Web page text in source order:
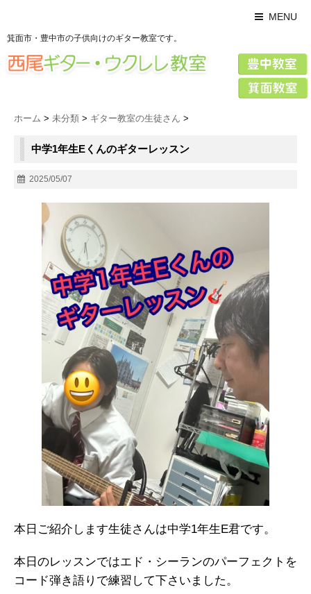
MENU
箕面市・豊中市の子供向けのギター教室です。
ホーム > 未分類 > ギター教室の生徒さん >
中学1年生Eくんのギターレッスン
2025/05/07
本日ご紹介します生徒さんは中学1年生E君です。
本日のレッスンではエド・シーランのパーフェクトを
コード弾き語りで練習して下さいました。